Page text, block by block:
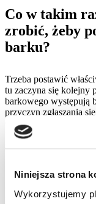
Niniejsza strona
Wykorzystujemy
Co w takim
zrobić, żeby
barku?
Trzeba postawić
tu zaczyna się kolejny
barkowego występują
przyczyn zgłaszania
Często na początku
rodzinnego,
pisałem im bardziej